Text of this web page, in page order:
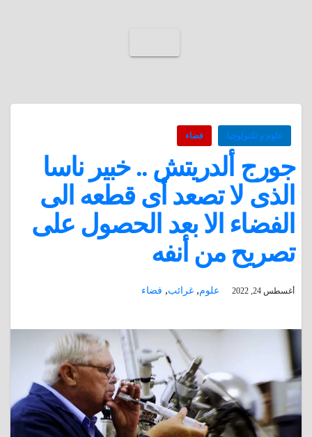
علوم و تكنولوجيا فضاء
جورج ألدريتش .. خبير ناسا
الذى لا تصعد أى قطعه الى
الفضاء الا بعد الحصول على
تصريح من أنفه
أغسطس 24, 2022 علوم, غرائب, فضاء